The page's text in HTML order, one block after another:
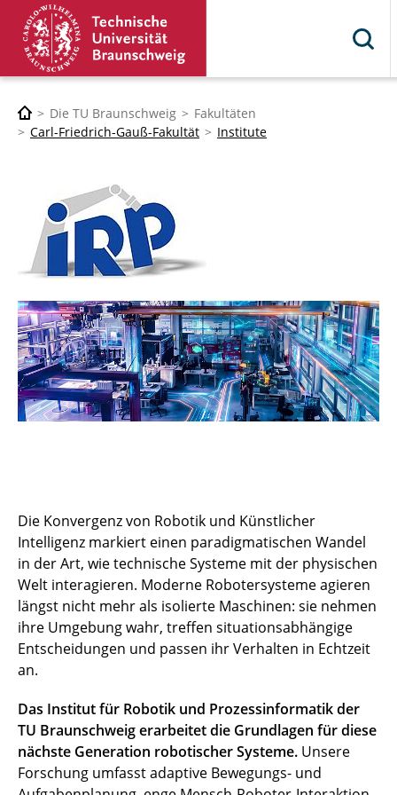
Die TU Braunschweig
Fakultäten
Carl-Friedrich-Gauß-Fakultät
Institute
Die Konvergenz von Robotik und Künstlicher
Intelligenz markiert einen paradigmatischen Wandel
in der Art, wie technische Systeme mit der physischen
Welt interagieren. Moderne Robotersysteme agieren
längst nicht mehr als isolierte Maschinen: sie nehmen
ihre Umgebung wahr, treffen situationsabhängige
Entscheidungen und passen ihr Verhalten in Echtzeit
an.
Das Institut für Robotik und Prozessinformatik der
TU Braunschweig erarbeitet die Grundlagen für diese
nächste Generation robotischer Systeme. Unsere
Forschung umfasst adaptive Bewegungs- und